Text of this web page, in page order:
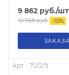
9 862 руб./шт
10 958руб. -10%
Арт. : 70/2/9